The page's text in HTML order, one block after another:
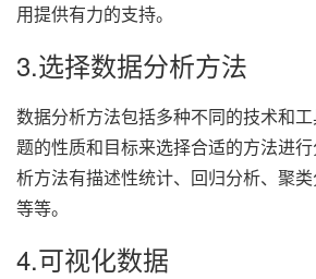
用提供有力的支持。
3.选择数据分析方法
数据分析方法包括多种不同的技术和
题的性质和目标来选择合适的方法进
析方法有描述性统计、回归分析、聚
等等。
4.可视化数据